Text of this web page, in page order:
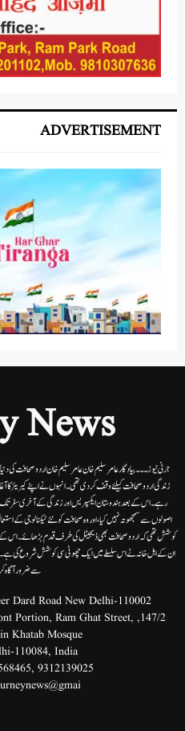
ADVERTISEMENT
News
جرنی نیوز۔۔۔بیاد گار عامر سلیم خان عامر سلیم خان اردوصحافت کی
زندگی اردوصحافت کیلئے وقف کردی تھی۔انہوں نے اپنے کیریئر کا
رہے۔ اس کے بعد ہندوستان ایکسپریس اور زندگی کے آخری سفر
اصولوں سے سمجھوتہ نہیں کیا، اور وہ صحافت کو نئے ٹیکنالوجی کے
کوشش تھی کہ اردو صحافت بھی ڈیجیٹل کی طرف قدم بڑھائے۔ اس
ان کے اہل خانہ نے اس سلسلے میں ایک چھوٹی سی کوشش شروع کی
سے ضرور آگاہ
Dard Road New Delhi-110002.
Portion, Ram Ghat Street,
Khatab Mosque,
110084, India
, 9312139025